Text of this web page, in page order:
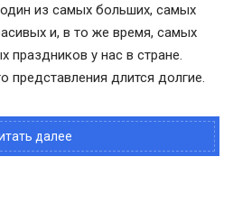
из самых больших, самых
и, в то же время, самых
праздников у нас в стране.
представления длится долгие.
далее